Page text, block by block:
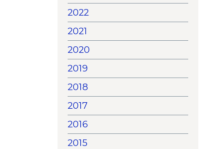
2022
2021
2020
2019
2018
2017
2016
2015